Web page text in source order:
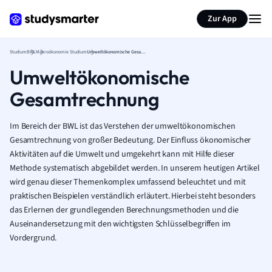
Zur App
StudiumBWLMakroökonomie Studium Umweltökonomische Gesamtrechnung
Umweltökonomische
Gesamtrechnung
Im Bereich der BWL ist das Verstehen der umweltökonomischen
Gesamtrechnung von großer Bedeutung. Der Einfluss ökonomischer
Aktivitäten auf die Umwelt und umgekehrt kann mit Hilfe dieser
Methode systematisch abgebildet werden. In unserem heutigen Artikel
wird genau dieser Themenkomplex umfassend beleuchtet und mit
praktischen Beispielen verständlich erläutert. Hierbei steht besonders
das Erlernen der grundlegenden Berechnungsmethoden und die
Auseinandersetzung mit den wichtigsten Schlüsselbegriffen im
Vordergrund.